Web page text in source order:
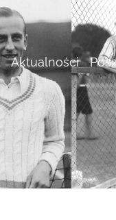
Aktualności